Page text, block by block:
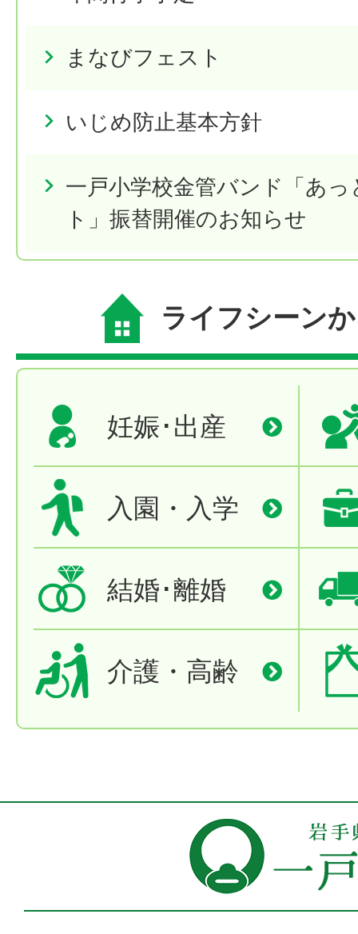
まなびフェスト
いじめ防止基本方針
一戸小学校金管バンド「あ
ト」振替開催のお知らせ
ライフシーン
妊娠･出産
入園・入学
結婚･離婚
介護・高齢